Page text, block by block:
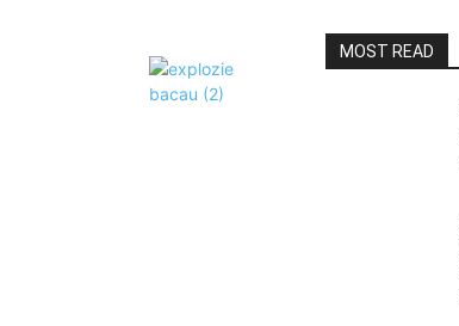
MOST READ